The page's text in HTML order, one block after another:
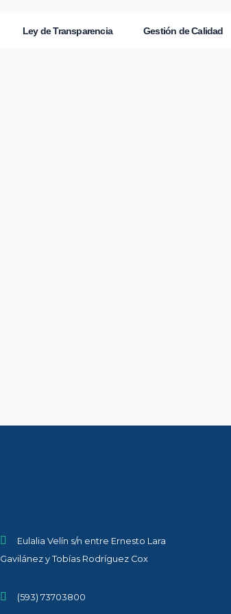
Ley de Transparencia Gestión de Calidad
Eulalia Velín s/n entre Ernesto Lara
Gavilánez y Tobías Rodríguez Cox
(593) 73703800​